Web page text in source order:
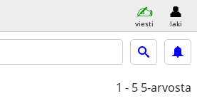
viesti laki
1 - 5 5-arvosta